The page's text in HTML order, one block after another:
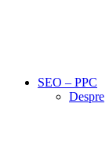
SEO – PPC
Despre